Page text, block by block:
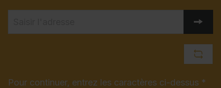
Pour continuer, entrez les caractères ci-dessus *